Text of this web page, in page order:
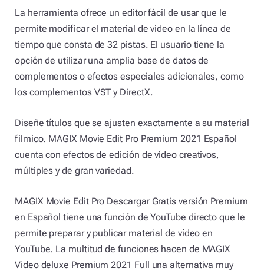
La herramienta ofrece un editor fácil de usar que le
permite modificar el material de video en la línea de
tiempo que consta de 32 pistas. El usuario tiene la
opción de utilizar una amplia base de datos de
complementos o efectos especiales adicionales, como
los complementos VST y DirectX.
Diseñe títulos que se ajusten exactamente a su material
filmico. MAGIX Movie Edit Pro Premium 2021 Español
cuenta con efectos de edición de vídeo creativos,
múltiples y de gran variedad.
MAGIX Movie Edit Pro Descargar Gratis versión Premium
en Español tiene una función de YouTube directo que le
permite preparar y publicar material de vídeo en
YouTube. La multitud de funciones hacen de MAGIX
Video deluxe Premium 2021 Full una alternativa muy